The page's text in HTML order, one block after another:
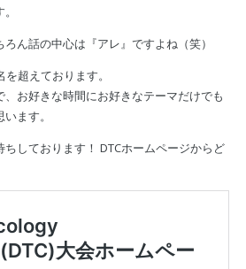
ん話の中心は『アレ』ですよね（笑）
超えております。
お好きな時間にお好きなテーマだけでも
ます。
しております！ DTCホームページからど